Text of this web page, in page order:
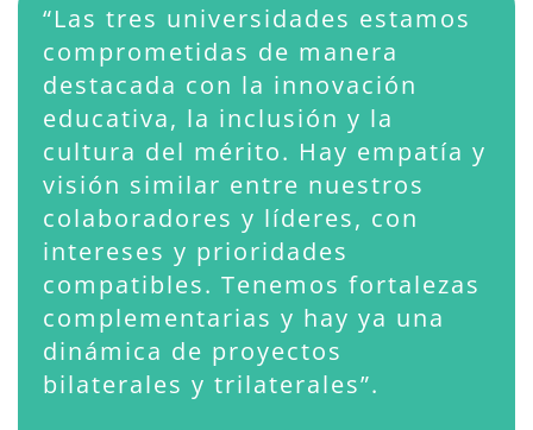
“Las tres universidades estamos
comprometidas de manera
destacada con la innovación
educativa, la inclusión y la
cultura del mérito. Hay empatía y
visión similar entre nuestros
colaboradores y líderes, con
intereses y prioridades
compatibles. Tenemos fortalezas
complementarias y hay ya una
dinámica de proyectos
bilaterales y trilaterales”.